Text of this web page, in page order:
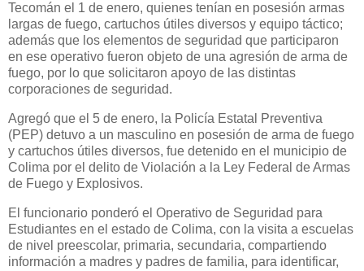
Tecomán el 1 de enero, quienes tenían en posesión armas
largas de fuego, cartuchos útiles diversos y equipo táctico;
además que los elementos de seguridad que participaron
en ese operativo fueron objeto de una agresión de arma de
fuego, por lo que solicitaron apoyo de las distintas
corporaciones de seguridad.
Agregó que el 5 de enero, la Policía Estatal Preventiva
(PEP) detuvo a un masculino en posesión de arma de fuego
y cartuchos útiles diversos, fue detenido en el municipio de
Colima por el delito de Violación a la Ley Federal de Armas
de Fuego y Explosivos.
El funcionario ponderó el Operativo de Seguridad para
Estudiantes en el estado de Colima, con la visita a escuelas
de nivel preescolar, primaria, secundaria, compartiendo
información a madres y padres de familia, para identificar,